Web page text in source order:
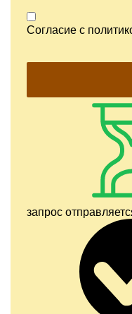
Согласие с
запрос